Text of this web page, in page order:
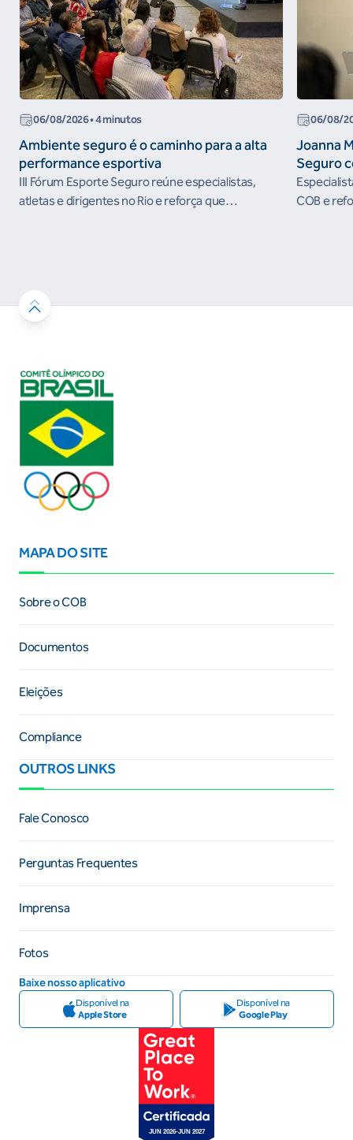
06/08/2026• 4 minutos
Ambiente seguro é o caminho para a alta
performance esportiva
III Fórum Esporte Seguro reúne especialistas,
atletas e dirigentes no Rio e reforça que
06/08/
Joanna
Seguro
COB e
MAPA DO SITE
Sobre o COB
Documentos
Eleições
Compliance
OUTROS LINKS
Fale Conosco
Perguntas Frequentes
Imprensa
Fotos
Baixe nosso aplicativo
Disponível na
Apple Store
Disponível na
Google Play